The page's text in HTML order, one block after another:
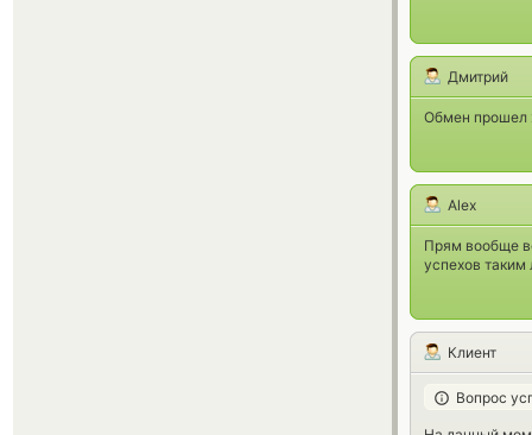
Дмитрий
Обмен прошел
Alex
Прям вообще
успехов
Клиент
Вопрос